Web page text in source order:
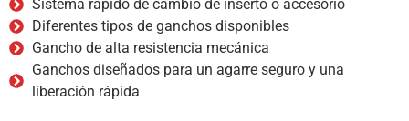
Sistema rápido de cambio de inserto o accesorio
Diferentes tipos de ganchos disponibles
Gancho de alta resistencia mecánica
Ganchos diseñados para un agarre seguro y una
liberación rápida